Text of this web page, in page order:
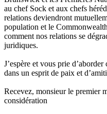
au chef Sock et aux chefs
relations deviendront
population et le
comment nos relations se
juridiques.
J’espère et vous prie
dans un esprit de paix et
Recevez, monsieur le premier
considération